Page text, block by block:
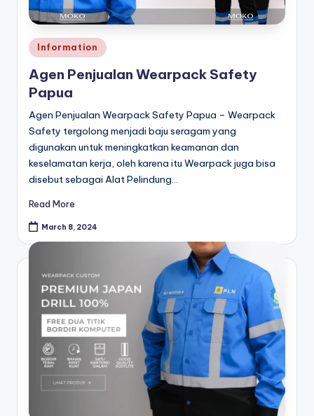
a
p
a
c
k
Posted
in
Information
Agen Penjualan Wearpack Safety
Papua
Agen Penjualan Wearpack Safety Papua – Wearpack
Safety tergolong menjadi baju seragam yang
digunakan untuk meningkatkan keamanan dan
keselamatan kerja, oleh karena itu Wearpack juga bisa
disebut sebagai Alat Pelindung…
Read More
March 8, 2024